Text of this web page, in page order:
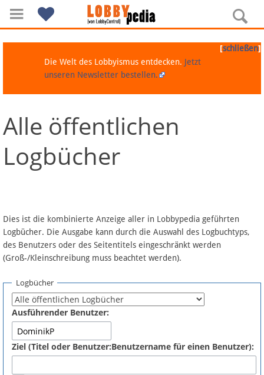
Navigation
Über Lobbypedia
Artikel nach Kategorien
FAQ
Fördermitglied werden
Fehler melden
[schließen]
Die Welt des Lobbyismus entdecken. Jetzt
unseren Newsletter bestellen.
Alle öffentlichen
Logbücher
Dies ist die kombinierte Anzeige aller in Lobbypedia geführten
Logbücher. Die Ausgabe kann durch die Auswahl des Logbuchtyps,
des Benutzers oder des Seitentitels eingeschränkt werden
(Groß-/Kleinschreibung muss beachtet werden).
Logbücher
Ausführender Benutzer:
Ziel (Titel oder Benutzer:Benutzername für einen Benutzer):